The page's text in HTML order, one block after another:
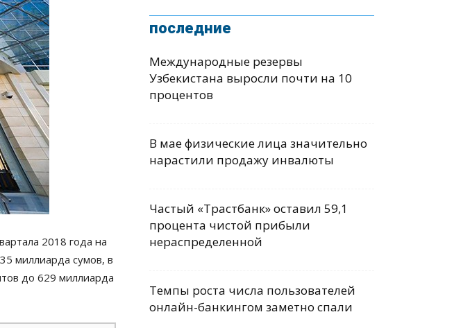
2018 года на
миллиарда сумов, в
до 629 миллиарда
последние
Международные резервы
Узбекистана выросли почти на 10
процентов
В мае физические лица значительно
нарастили продажу инвалюты
Частый «Трастбанк» оставил 59,1
процента чистой прибыли
нераспределенной
Темпы роста числа пользователей
онлайн-банкингом заметно спали